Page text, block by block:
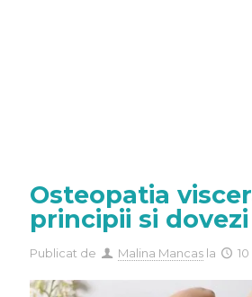
Osteopatia
principii si dovezi
Publicat de Malina Mancas la